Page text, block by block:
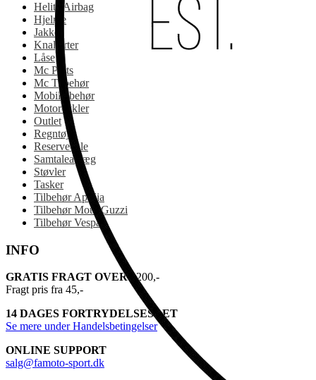
Helite Airbag
Hjelme
Jakker
Knallerter
Låse
Mc Parts
Mc Tilbehør
Mobiltilbehør
Motorcykler
Outlet
Regntøj
Reservedele
Samtaleanlæg
Støvler
Tasker
Tilbehør Aprilia
Tilbehør Moto Guzzi
Tilbehør Vespa
INFO
GRATIS FRAGT OVER1200,-
Fragt pris fra 45,-
14 DAGES FORTRYDELSESRET
Se mere under Handelsbetingelser
ONLINE SUPPORT
salg@famoto-sport.dk